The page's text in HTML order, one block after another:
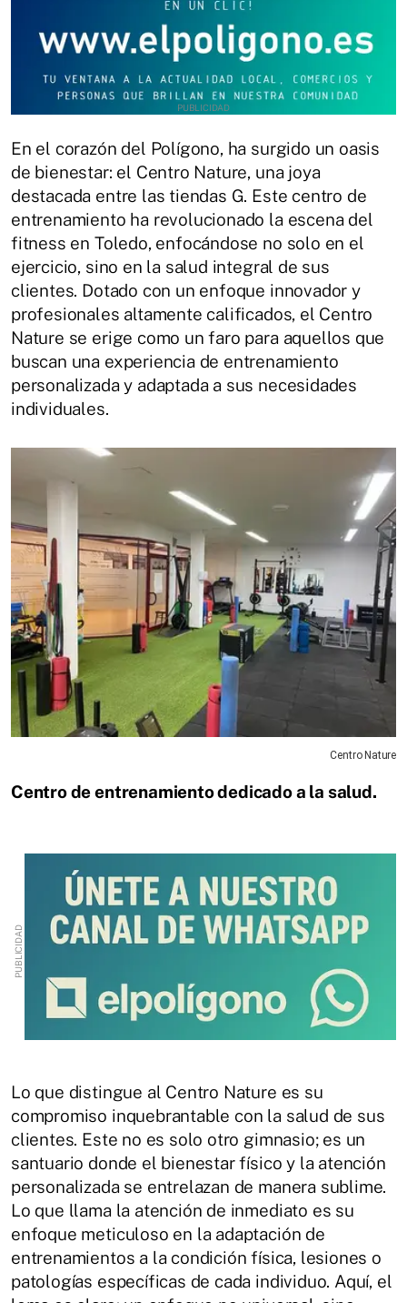
En el corazón del Polígono, ha surgido un oasis
de bienestar: el Centro Nature, una joya
destacada entre las tiendas G. Este centro de
entrenamiento ha revolucionado la escena del
fitness en Toledo, enfocándose no solo en el
ejercicio, sino en la salud integral de sus
clientes. Dotado con un enfoque innovador y
profesionales altamente calificados, el Centro
Nature se erige como un faro para aquellos que
buscan una experiencia de entrenamiento
personalizada y adaptada a sus necesidades
individuales.
Centro Nature
Centro de entrenamiento dedicado a la salud.
Lo que distingue al Centro Nature es su
compromiso inquebrantable con la salud de sus
clientes. Este no es solo otro gimnasio; es un
santuario donde el bienestar físico y la atención
personalizada se entrelazan de manera sublime.
Lo que llama la atención de inmediato es su
enfoque meticuloso en la adaptación de
entrenamientos a la condición física, lesiones o
patologías específicas de cada individuo. Aquí, el